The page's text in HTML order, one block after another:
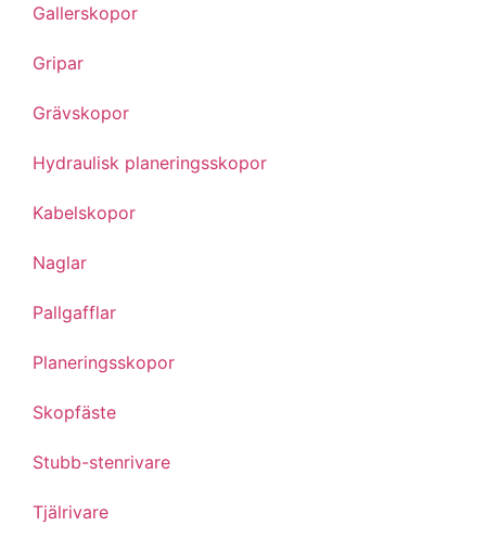
Gallerskopor
Gripar
Grävskopor
Hydraulisk planeringsskopor
Kabelskopor
Naglar
Pallgafflar
Planeringsskopor
Skopfäste
Stubb-stenrivare
Tjälrivare